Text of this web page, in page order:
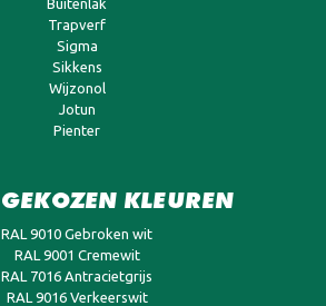
Trapverf
Sigma
Sikkens
Wijzonol
Jotun
Pienter
KLEUREN
RAL 9010 Gebroken wit
RAL 9001 Cremewit
RAL 7016 Antracietgrijs
RAL 9016 Verkeerswit